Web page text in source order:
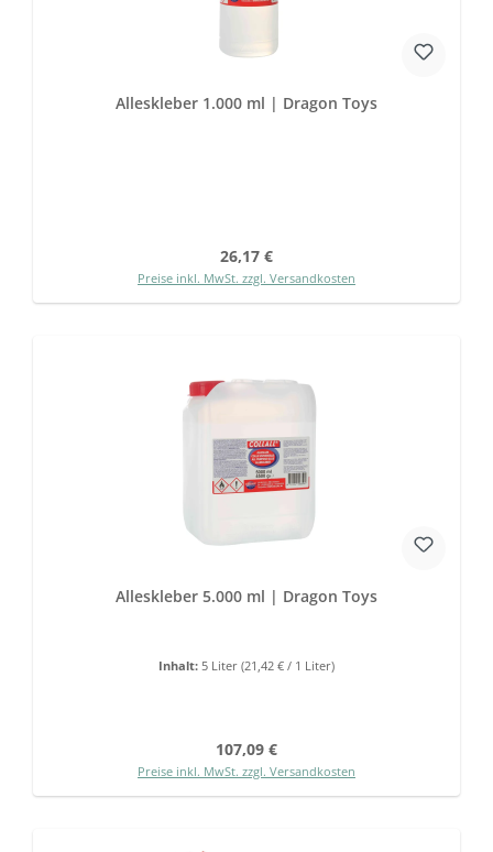
Alleskleber 1.000 ml | Dragon Toys
Regulärer Preis:
26,17 €
Preise inkl. MwSt. zzgl. Versandkosten
Alleskleber 5.000 ml | Dragon Toys
Inhalt: 5 Liter (21,42 € / 1 Liter)
Regulärer Preis:
107,09 €
Preise inkl. MwSt. zzgl. Versandkosten